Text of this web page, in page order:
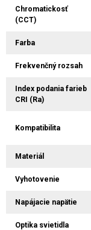
Chromatickosť
(CCT)
Farba
Frekvenčný rozsah
Index podania farieb
CRI (Ra)
Kompatibilita
Materiál
Vyhotovenie
Napájacie napätie
Optika svietidla